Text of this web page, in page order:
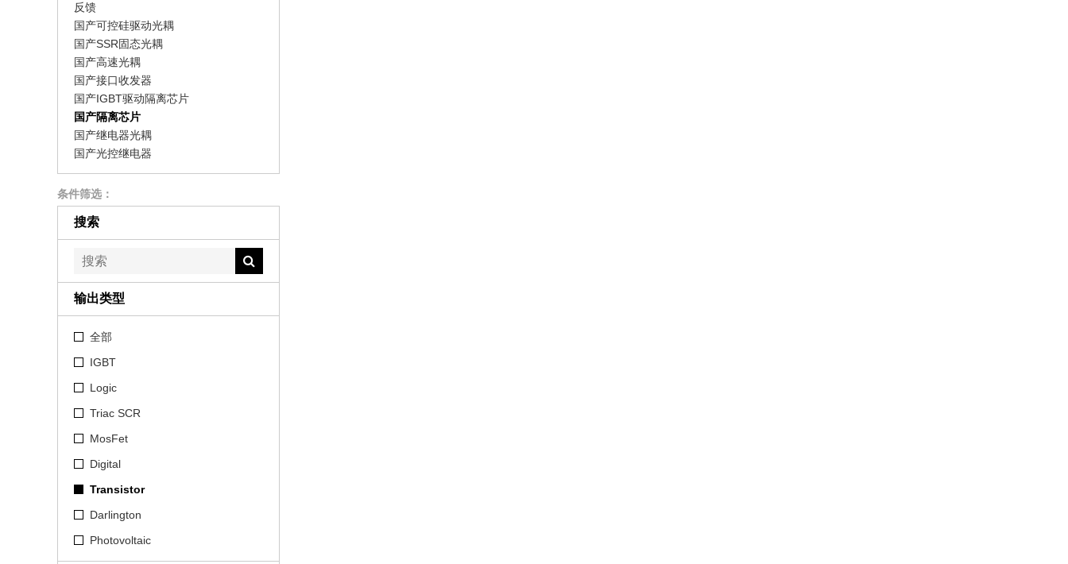
反馈
国产可控硅驱动光耦
国产SSR固态光耦
国产高速光耦
国产接口收发器
国产IGBT驱动隔离芯片
国产隔离芯片
国产继电器光耦
国产光控继电器
条件筛选：
搜索
输出类型
全部
IGBT
Logic
Triac SCR
MosFet
Digital
Transistor
Darlington
Photovoltaic